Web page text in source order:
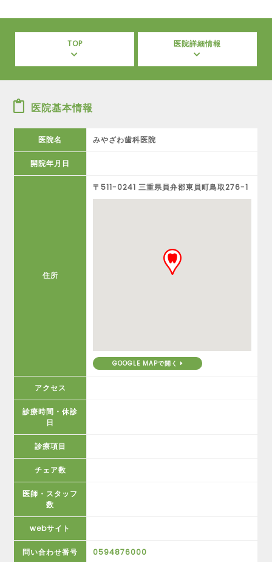
TOP 医院詳細情報
医院基本情報
医院名 みやざわ歯科医院
開院年月日
住所
〒511-0241 三重県員弁郡東員町鳥取276-1
GOOGLE MAPで開く
アクセス
診療時間・休診
日
診療項目
チェア数
医師・スタッフ
数
webサイト
問い合わせ番号 0594876000